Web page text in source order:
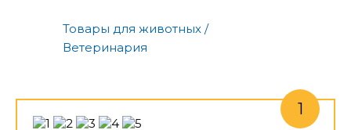
Товары для животных /
Ветеринария